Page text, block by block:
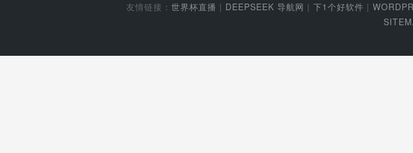
友情链接： 世界杯直播 | DEEPSEEK 导航网 | 下1个好软件 |